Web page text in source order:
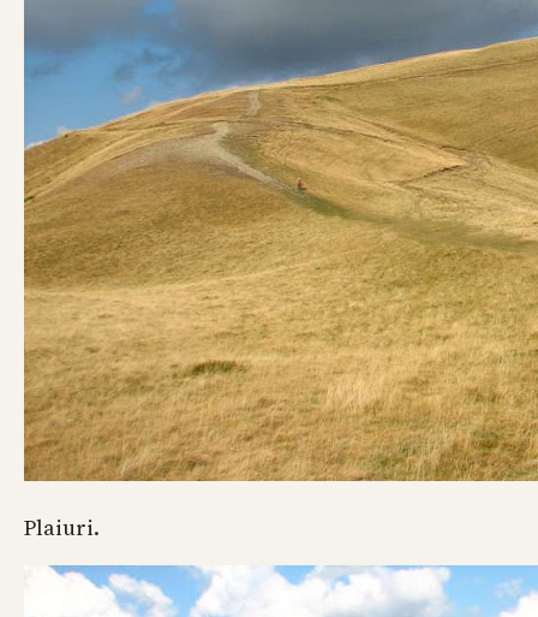
Plaiuri.